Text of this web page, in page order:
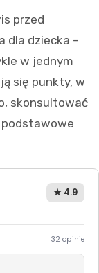
przed
dla dziecka –
w jednym
się punkty, w
skonsultować
podstawowe
★ 4.9
32 opinie